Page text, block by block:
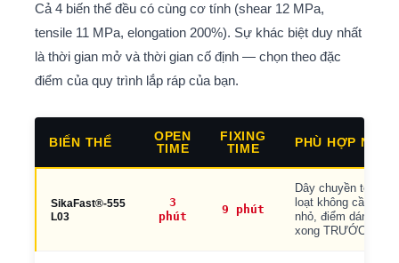
Cả 4 biến thể đều có cùng cơ tính (shear 12 MPa,
tensile 11 MPa, elongation 200%). Sự khác biệt duy nhất
là thời gian mở và thời gian cố định — chọn theo đặc
điểm của quy trình lắp ráp của bạn.
BIẾN THỂ
OPEN
TIME
FIXING
TIME
PHÙ HỢP
SikaFast®-555
L03
3
phút
9 phút
Dây chuyền tốc độ
loạt không cần cố
nhỏ, điểm dán đơn
xong TRƯỚC khi